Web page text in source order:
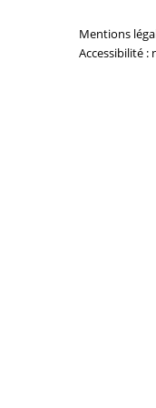
Mentions
Accessibilité :